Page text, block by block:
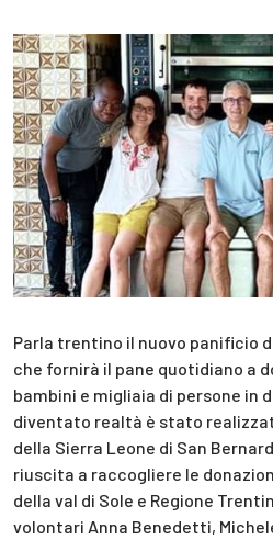
Parla trentino il nuovo panificio
che fornirà il pane quotidiano a
bambini e migliaia di persone in
diventato realtà è stato
della Sierra Leone di San
riuscita a raccogliere le
della val di Sole e Regione
volontari Anna Benedetti,